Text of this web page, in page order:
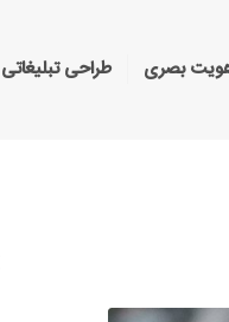
بصری طراحی تبلیغاتی